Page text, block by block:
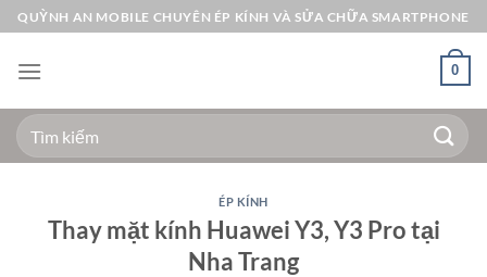
Bỏ
qua
nội
QUỲNH AN MOBILE CHUYÊN ÉP KÍNH VÀ SỬA CHỮA SMARTPHONE
0
Tìm
kiếm:
ÉP KÍNH
Thay mặt kính Huawei Y3, Y3 Pro tại
Nha Trang